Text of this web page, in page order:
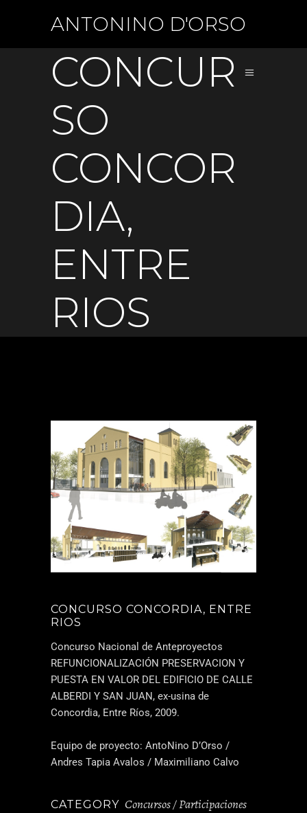
ANTONINO D'ORSO
CONCUR
SO
CONCOR
DIA,
ENTRE
RIOS
CONCURSO CONCORDIA, ENTRE
RIOS
Concurso Nacional de Anteproyectos
REFUNCIONALIZACIÓN PRESERVACION Y
PUESTA EN VALOR DEL EDIFICIO DE CALLE
ALBERDI Y SAN JUAN, ex-usina de
Concordia, Entre Ríos, 2009.
Equipo de proyecto: AntoNino D’Orso /
Andres Tapia Avalos / Maximiliano Calvo
CATEGORY Concursos / Participaciones